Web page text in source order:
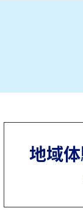
地域